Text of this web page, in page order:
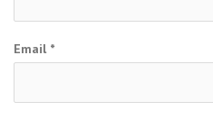
Email *